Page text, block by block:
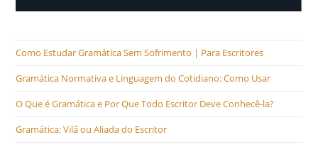
Como Estudar Gramática Sem Sofrimento | Para Escritores
Gramática Normativa e Linguagem do Cotidiano: Como Usar
O Que é Gramática e Por Que Todo Escritor Deve Conhecê-la?
Gramática: Vilã ou Aliada do Escritor